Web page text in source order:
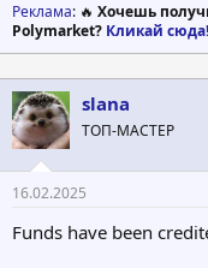
Реклама: 🔥 Хочешь
Polymarket? Кликай сюда!
slana
ТОП-МАСТЕР
16.02.2025
Funds have been